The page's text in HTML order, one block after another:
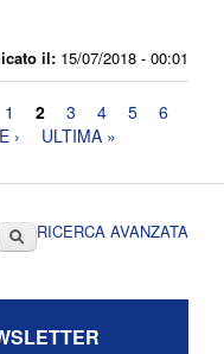
il: 15/07/2018 - 00:01
1 2 3 4 5
6
› ULTIMA »
RICERCA AVANZATA